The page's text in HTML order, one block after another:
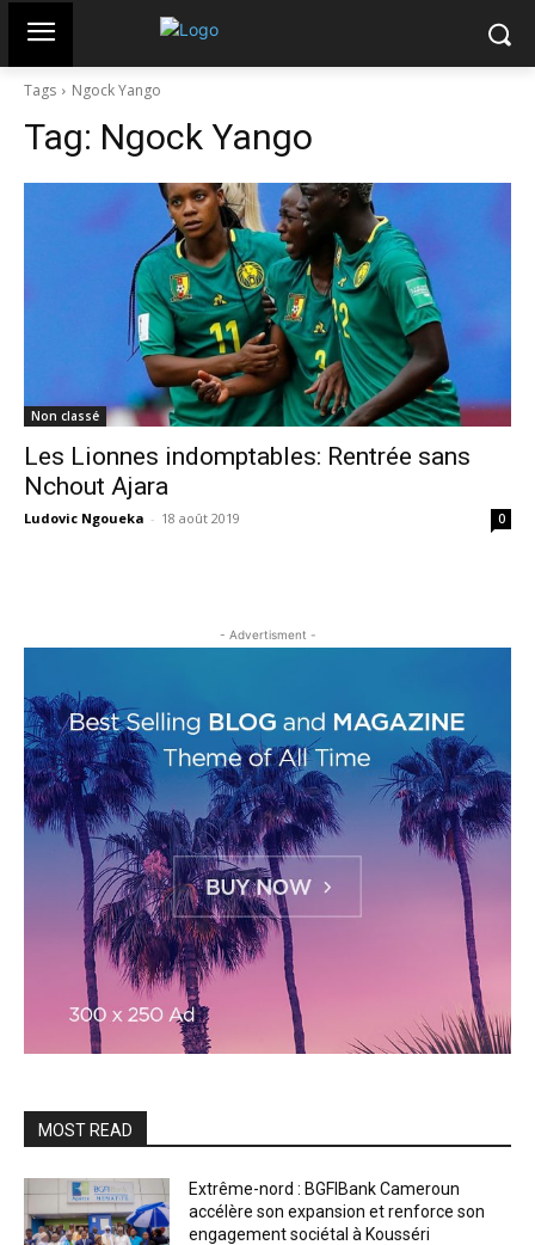
Tags Ngock Yango
Tag: Ngock Yango
Non classé
Les Lionnes indomptables: Rentrée sans
Nchout Ajara
Ludovic Ngoueka - 18 août 2019 0
- Advertisment -
MOST READ
Extrême-nord : BGFIBank Cameroun
accélère son expansion et renforce son
engagement sociétal à Kousséri